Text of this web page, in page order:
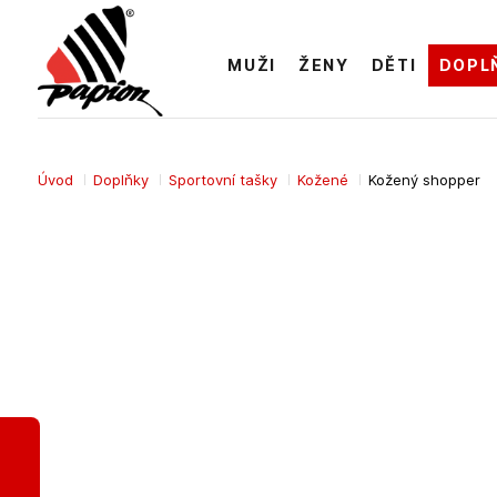
Úvod Doplňky Sportovní tašky Kožené Kožený shopper
MUŽI ŽENY DĚTI